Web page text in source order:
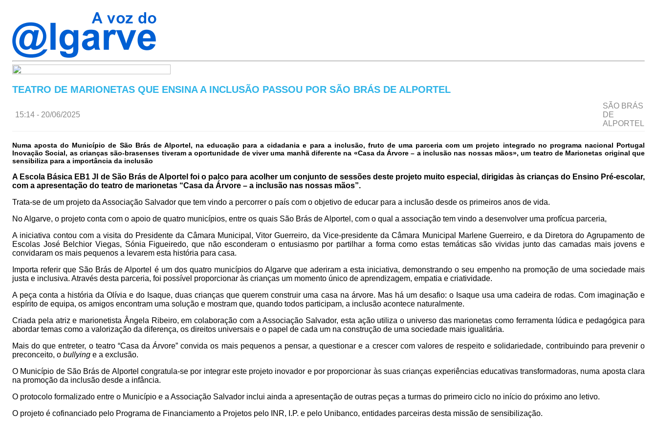
TEATRO DE MARIONETAS QUE ENSINA A INCLUSÃO PASSOU POR SÃO BRÁS DE ALPORTEL
15:14 - 20/06/2025
SÃO BRÁS
DE
ALPORTEL
Numa aposta do Município de São Brás de Alportel, na educação para a cidadania e para a inclusão, fruto de uma parceria com um projeto integrado no programa nacional Portugal
Inovação Social, as crianças são-brasenses tiveram a oportunidade de viver uma manhã diferente na «Casa da Árvore – a inclusão nas nossas mãos», um teatro de Marionetas original que
sensibiliza para a importância da inclusão
A Escola Básica EB1 JI de São Brás de Alportel foi o palco para acolher um conjunto de sessões deste projeto muito especial, dirigidas às crianças do Ensino Pré-escolar,
com a apresentação do teatro de marionetas “Casa da Árvore – a inclusão nas nossas mãos”.
Trata-se de um projeto da Associação Salvador que tem vindo a percorrer o país com o objetivo de educar para a inclusão desde os primeiros anos de vida.
No Algarve, o projeto conta com o apoio de quatro municípios, entre os quais São Brás de Alportel, com o qual a associação tem vindo a desenvolver uma profícua parceria,
A iniciativa contou com a visita do Presidente da Câmara Municipal, Vitor Guerreiro, da Vice-presidente da Câmara Municipal Marlene Guerreiro, e da Diretora do Agrupamento de
Escolas José Belchior Viegas, Sónia Figueiredo, que não esconderam o entusiasmo por partilhar a forma como estas temáticas são vividas junto das camadas mais jovens e
convidaram os mais pequenos a levarem esta história para casa.
Importa referir que São Brás de Alportel é um dos quatro municípios do Algarve que aderiram a esta iniciativa, demonstrando o seu empenho na promoção de uma sociedade mais
justa e inclusiva. Através desta parceria, foi possível proporcionar às crianças um momento único de aprendizagem, empatia e criatividade.
A peça conta a história da Olívia e do Isaque, duas crianças que querem construir uma casa na árvore. Mas há um desafio: o Isaque usa uma cadeira de rodas. Com imaginação e
espírito de equipa, os amigos encontram uma solução e mostram que, quando todos participam, a inclusão acontece naturalmente.
Criada pela atriz e marionetista Ângela Ribeiro, em colaboração com a Associação Salvador, esta ação utiliza o universo das marionetas como ferramenta lúdica e pedagógica para
abordar temas como a valorização da diferença, os direitos universais e o papel de cada um na construção de uma sociedade mais igualitária.
Mais do que entreter, o teatro “Casa da Árvore” convida os mais pequenos a pensar, a questionar e a crescer com valores de respeito e solidariedade, contribuindo para prevenir o
preconceito, o bullying e a exclusão.
O Município de São Brás de Alportel congratula-se por integrar este projeto inovador e por proporcionar às suas crianças experiências educativas transformadoras, numa aposta clara
na promoção da inclusão desde a infância.
O protocolo formalizado entre o Município e a Associação Salvador inclui ainda a apresentação de outras peças a turmas do primeiro ciclo no início do próximo ano letivo.
O projeto é cofinanciado pelo Programa de Financiamento a Projetos pelo INR, I.P. e pelo Unibanco, entidades parceiras desta missão de sensibilização.